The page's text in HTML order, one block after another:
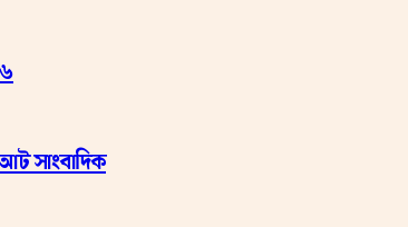
সাংবাদিক